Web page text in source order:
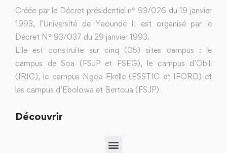
Créée par le Décret présidentiel n° 93/026 du 19 janvier
1993, l’Université de Yaoundé II est organisé par le
Décret N° 93/037 du 29 janvier 1993.
Elle est construite sur cinq (05) sites campus : le
campus de Soa (FSJP et FSEG), le campus d’Obili
(IRIC), le campus Ngoa Ekelle (ESSTIC et IFORD) et
les campus d’Ebolowa et Bertoua (FSJP)
Découvrir